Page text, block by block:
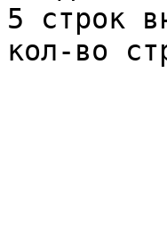
5 строк
кол-во